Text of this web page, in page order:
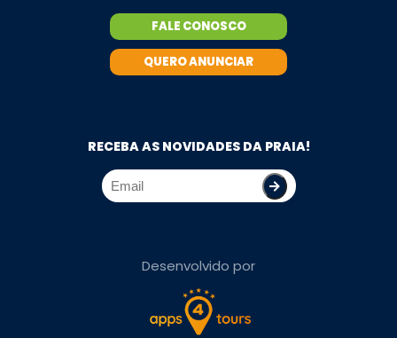
FALE CONOSCO
QUERO ANUNCIAR
RECEBA AS NOVIDADES DA PRAIA!
Desenvolvido por